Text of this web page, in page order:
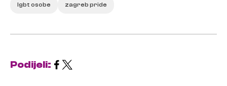
lgbt osobe zagreb pride
Podijeli: